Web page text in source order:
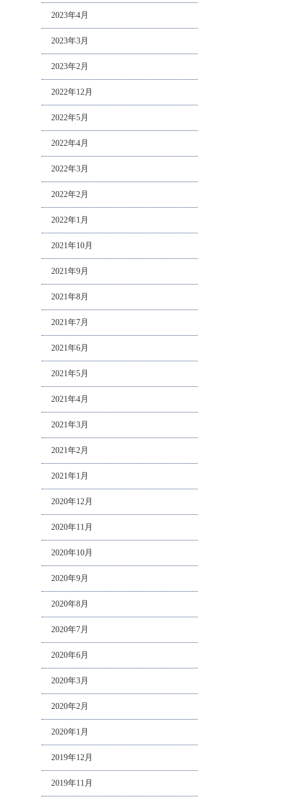
2023年4月
2023年3月
2023年2月
2022年12月
2022年5月
2022年4月
2022年3月
2022年2月
2022年1月
2021年10月
2021年9月
2021年8月
2021年7月
2021年6月
2021年5月
2021年4月
2021年3月
2021年2月
2021年1月
2020年12月
2020年11月
2020年10月
2020年9月
2020年8月
2020年7月
2020年6月
2020年3月
2020年2月
2020年1月
2019年12月
2019年11月